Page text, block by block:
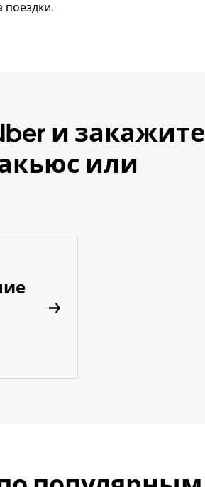
поездки.
и закажите
или